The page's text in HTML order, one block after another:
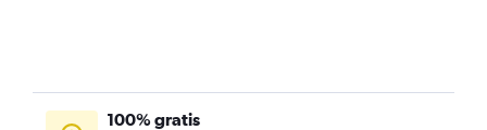
100% gratis